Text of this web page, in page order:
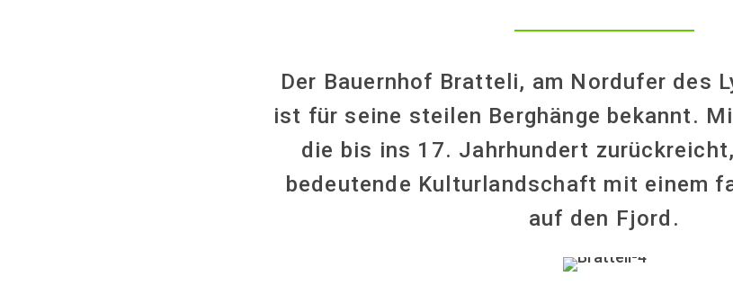
Der Bauernhof Bratteli, am Nordufer des
ist für seine steilen Berghänge bekannt.
die bis ins 17. Jahrhundert
bedeutende Kulturlandschaft mit einem
auf den Fjord.